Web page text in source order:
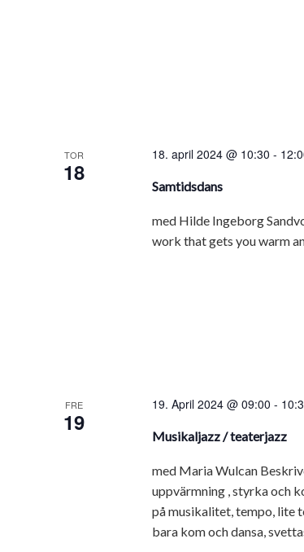
TOR
18
18. april 2024 @ 10:30 -
Samtidsdans
med Hilde Ingeborg
work that gets you warm
FRE
19
19. April 2024 @ 09:00 -
Musikaljazz / teaterjazz
med Maria Wulcan
uppvärmning , styrka och
på musikalitet, tempo, lite
bara kom och dansa,